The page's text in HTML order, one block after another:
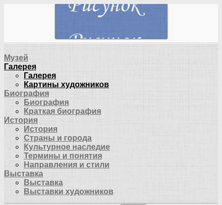
Музей
Галерея
Галерея
Картины художников
Биография
Биография
Краткая биография
История
История
Страны и города
Культурное наследие
Термины и понятия
Направления и стили
Выставка
Выставка
Выставки художников